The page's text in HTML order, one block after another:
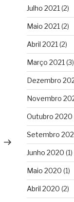
Conteúdo
seguinte
Julho 2021 (2)
Maio 2021 (2)
Abril 2021 (2)
Março 2021 (3)
Dezembro
Novembro
Outubro 2020
Setembro
Junho 2020 (1)
Maio 2020 (1)
Abril 2020 (2)